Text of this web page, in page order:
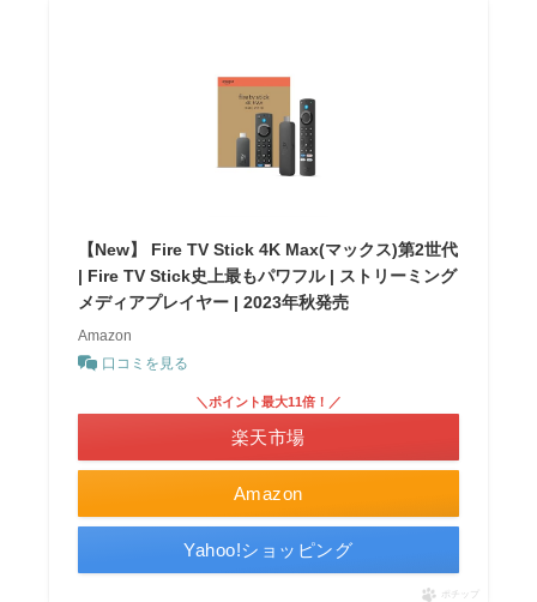
【New】 Fire TV Stick 4K Max(マックス)第2世代
| Fire TV Stick史上最もパワフル | ストリーミング
メディアプレイヤー | 2023年秋発売
Amazon
口コミを見る
Amazon
＼ポイント最大11倍！／
楽天市場
Yahoo!ショッピング
ポチップ